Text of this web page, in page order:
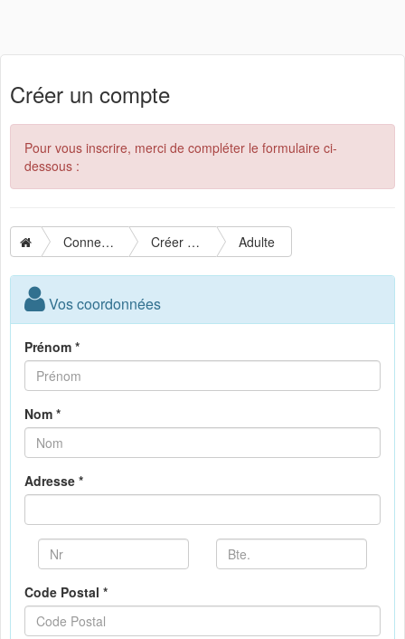
Créer un compte
Pour vous inscrire, merci de compléter le formulaire ci-
dessous :
Connexion Créer un compte Adulte
Vos coordonnées
Prénom *
Nom *
Adresse *
Code Postal *